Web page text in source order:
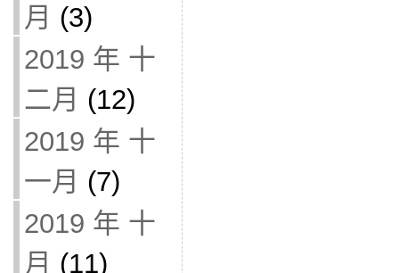
月 (3)
2019 年 十
二月 (12)
2019 年 十
一月 (7)
2019 年 十
月 (11)